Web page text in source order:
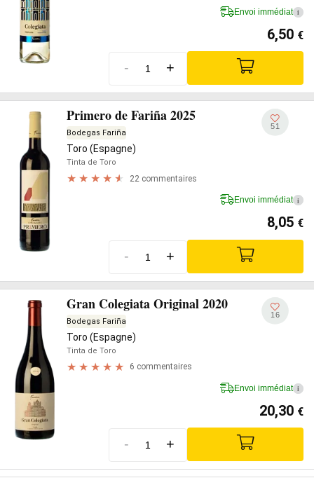
Envoi immédiat i
6,50 €
- +
Primero de Fariña 2025
Bodegas Fariña
Toro (Espagne)
Tinta de Toro
22 commentaires
51
Envoi immédiat i
8,05 €
- +
Gran Colegiata Original 2020
Bodegas Fariña
Toro (Espagne)
Tinta de Toro
6 commentaires
16
Envoi immédiat i
20,30 €
- +